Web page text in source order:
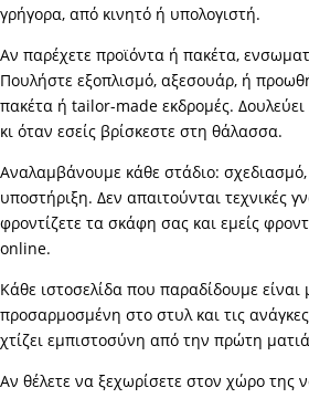
γρήγορα, από κινητό ή υπολογιστή.
Αν παρέχετε προϊόντα ή πακέτα,
Πουλήστε εξοπλισμό, αξεσουάρ, ή
πακέτα ή tailor-made εκδρομές.
κι όταν εσείς βρίσκεστε στη θάλασσα.
Αναλαμβάνουμε κάθε στάδιο: σχεδιασμό,
υποστήριξη. Δεν απαιτούνται τεχνικές
φροντίζετε τα σκάφη σας και εμείς
online.
Κάθε ιστοσελίδα που παραδίδουμε είναι
προσαρμοσμένη στο στυλ και τις
χτίζει εμπιστοσύνη από την πρώτη
Αν θέλετε να ξεχωρίσετε στον χώρο της